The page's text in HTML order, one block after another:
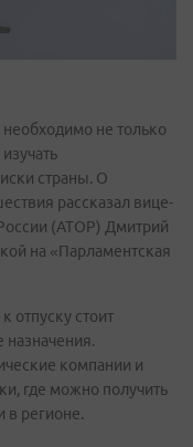
необходимо не только
страны. О
рассказал вице-
(АТОР) Дмитрий
на «Парламентская
отпуску стоит
назначения.
компании и
где можно получить
в регионе.